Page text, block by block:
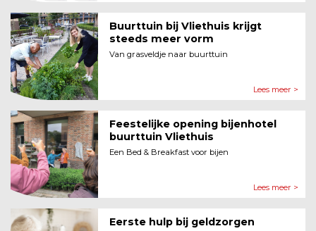
Buurttuin bij Vliethuis krijgt
steeds meer vorm
Van grasveldje naar buurttuin
Lees meer >
Feestelijke opening bijenhotel
buurttuin Vliethuis
Een Bed & Breakfast voor bijen
Lees meer >
Eerste hulp bij geldzorgen